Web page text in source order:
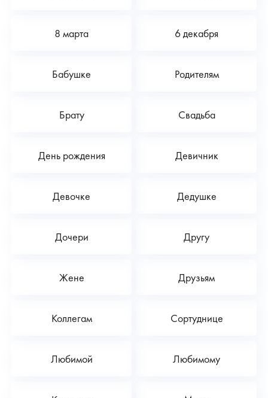
8 марта 6 декабря
Бабушке Родителям
Брату Свадьба
День рождения Девичник
Девочке Дедушке
Дочери Другу
Жене Друзьям
Коллегам Сортуднице
Любимой Любимому